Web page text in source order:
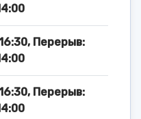
Перерыв:
Перерыв: